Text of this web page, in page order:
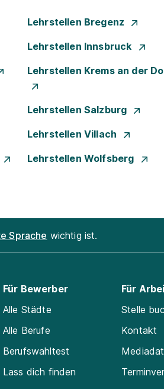
Lehrstellen Bregenz
Lehrstellen Innsbruck
Lehrstellen Krems an der
Lehrstellen Salzburg
Lehrstellen Villach
Lehrstellen Wolfsberg
Sprache wichtig ist.
Für Bewerber
Alle Städte
Alle Berufe
Berufswahltest
Lass dich finden
Für
Stelle
Kontakt